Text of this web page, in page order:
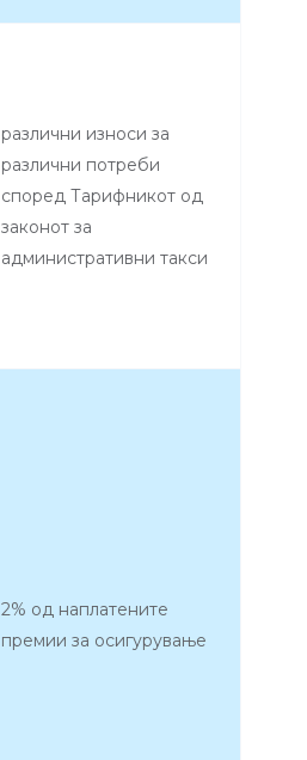
различни износи за
различни потреби
според Тарифникот од
законот за
административни такси
2% од наплатените
премии за осигурување